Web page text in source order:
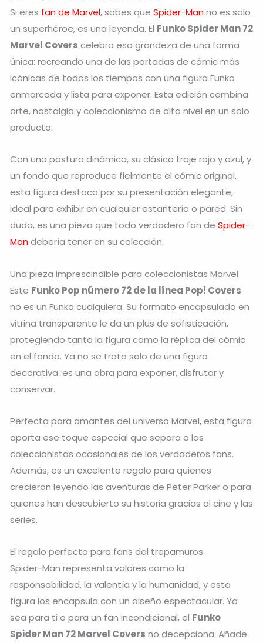
Si eres fan de Marvel, sabes que Spider-Manno es solo
un superhéroe, es una leyenda. El Funko Spider Man 72
Marvel Covers celebra esa grandeza de una forma
única: recreando una de las portadas de cómic más
icónicas de todos los tiempos con una figura Funko
enmarcada y lista para exponer. Esta edición combina
arte, nostalgia y coleccionismo de alto nivel en un solo
producto.
Con una postura dinámica, su clásico traje rojo y azul, y
un fondo que reproduce fielmente el cómic original,
esta figura destaca por su presentación elegante,
ideal para exhibir en cualquier estantería o pared. Sin
duda, es una pieza que todo verdadero fan de Spider-
Mandebería tener en su colección.
Una pieza imprescindible para coleccionistas Marvel
Este Funko Pop número 72 de la línea Pop! Covers
no es un Funko cualquiera. Su formato encapsulado en
vitrina transparente le da un plus de sofisticación,
protegiendo tanto la figura como la réplica del cómic
en el fondo. Ya no se trata solo de una figura
decorativa: es una obra para exponer, disfrutar y
conservar.
Perfecta para amantes del universo Marvel, esta figura
aporta ese toque especial que separa a los
coleccionistas ocasionales de los verdaderos fans.
Además, es un excelente regalo para quienes
crecieron leyendo las aventuras de Peter Parker o para
quienes han descubierto su historia gracias al cine y las
series.
El regalo perfecto para fans del trepamuros
Spider-Man representa valores como la
responsabilidad, la valentía y la humanidad, y esta
figura los encapsula con un diseño espectacular. Ya
sea para ti o para un fan incondicional, el Funko
Spider Man 72 Marvel Covers no decepciona. Añade